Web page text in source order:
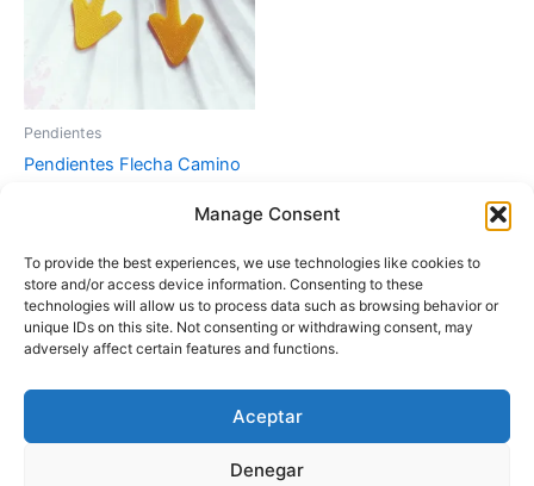
Manage Consent
To provide the best experiences, we use technologies like cookies to
store and/or access device information. Consenting to these
technologies will allow us to process data such as browsing behavior or
unique IDs on this site. Not consenting or withdrawing consent, may
adversely affect certain features and functions.
Aceptar
Denegar
Pendientes
Pendientes Flecha Camino
Añadir al carrito
Copyright © 2026 Fascinación 3D